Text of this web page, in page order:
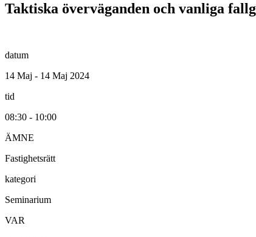
Taktiska överväganden och vanliga
datum
14 Maj - 14 Maj 2024
tid
08:30 - 10:00
ÄMNE
Fastighetsrätt
kategori
Seminarium
VAR